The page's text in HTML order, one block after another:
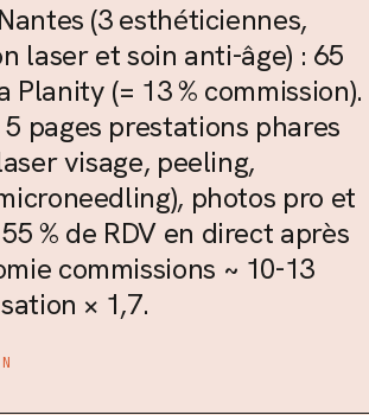
(3 esthéticiennes,
laser et soin anti-âge) : 65
Planity (= 13 % commission).
pages prestations phares
visage, peeling,
photos pro et
% de RDV en direct après
commissions ~ 10-13
× 1,7.